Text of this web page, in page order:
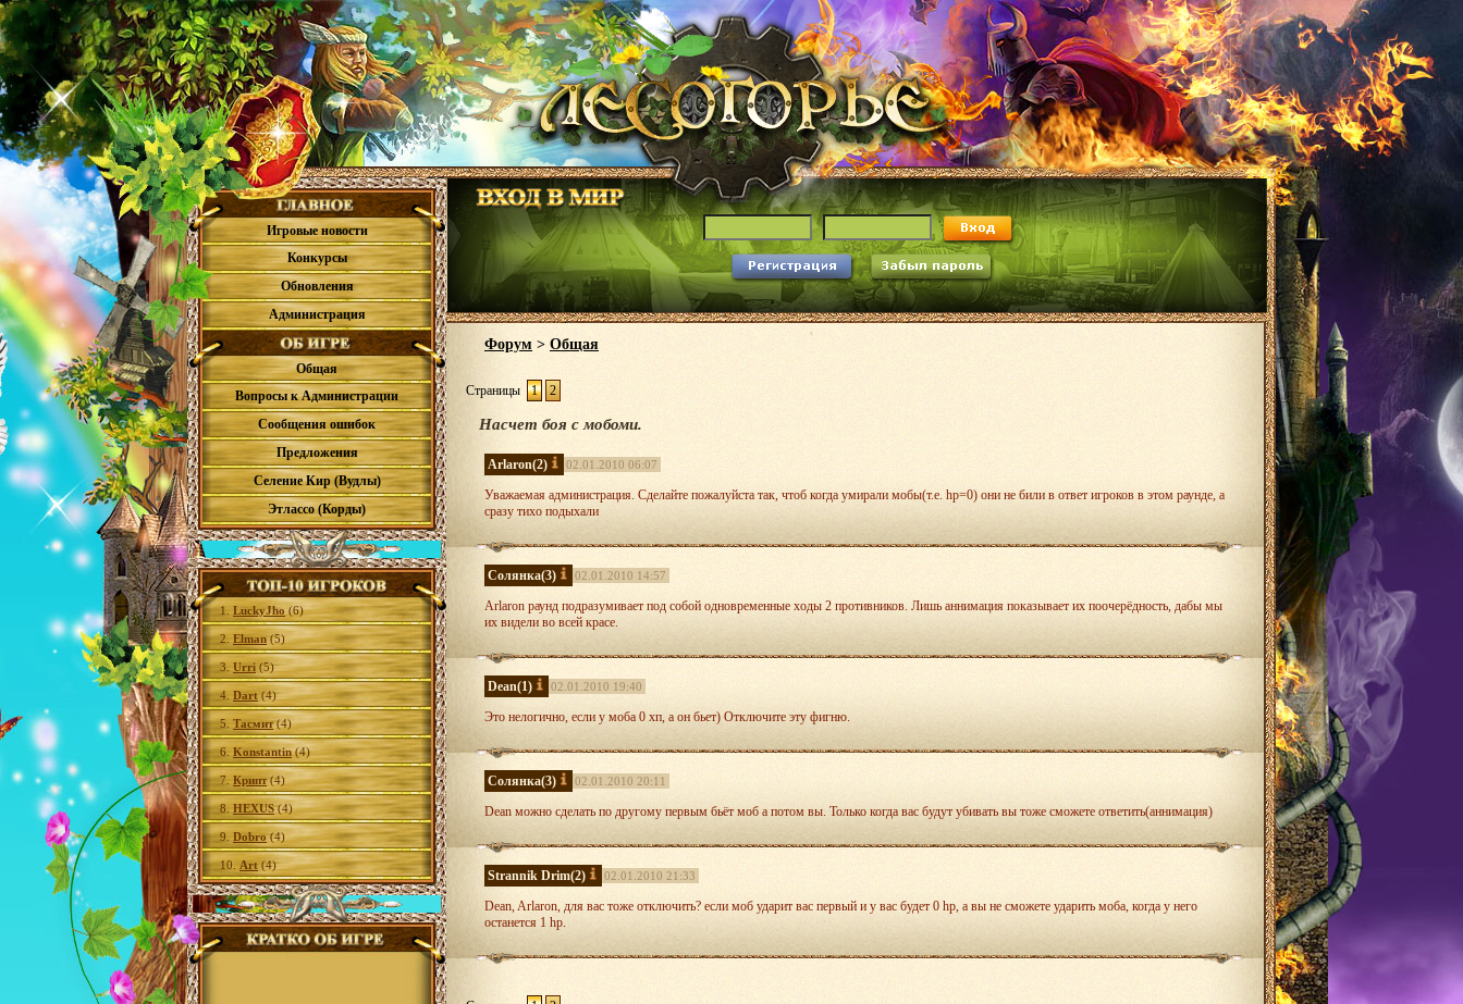
Игровые новости
Конкурсы
Обновления
Администрация
Общая
Вопросы к Администрации
Сообщения ошибок
Предложения
Селение Кир (Вудлы)
Этлассо (Корды)
1. LuckyJho (6)
2. Elman(5)
3. Urri (5)
4. Dart (4)
5. Тасмит(4)
6. Konstantin(4)
7. Крипт(4)
8. HEXUS(4)
9. Dobro(4)
10. Art (4)
Форум > Общая
Страницы 1 2
Насчет боя с мобоми.
Arlaron(2) 02.01.2010 06:07
Уважаемая администрация. Сделайте пожалуйста так, чтоб когда умирали мобы(т.е. hp=0) они не били в ответ игроков в этом раунде, а
сразу тихо подыхали
Солянка(3) 02.01.2010 14:57
Arlaron раунд подразумивает под собой одновременные ходы 2 противников. Лишь аннимация показывает их поочерёдность, дабы мы
их видели во всей красе.
Dean(1) 02.01.2010 19:40
Это нелогично, если у моба 0 хп, а он бьет) Отключите эту фигню.
Солянка(3) 02.01.2010 20:11
Dean можно сделать по другому первым бьёт моб а потом вы. Только когда вас будут убивать вы тоже сможете ответить(аннимация)
Strannik Drim(2) 02.01.2010 21:33
Dean, Arlaron, для вас тоже отключить? если моб ударит вас первый и у вас будет 0 hp, а вы не сможете ударить моба, когда у него
останется 1 hp.